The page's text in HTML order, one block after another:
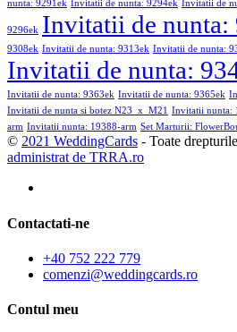
nunta: 9291ek Invitatii de nunta: 9294ek Invitatii de
9296ek Invitatii de nunta:
9308ek Invitatii de nunta: 9313ek Invitatii de nunta:
Invitatii de nunta:
Invitatii de nunta: 9363ek Invitatii de nunta: 9365ek
Invitatii de nunta si botez N23_x_M21 Invitatii nunta:
arm Invitatii nunta: 19388-arm Set Marturii:
© 2021 WeddingCards - Toate
administrat de TRRA.ro
Contactati-ne
+40 752 222 779
comenzi@weddingcards.ro
Contul meu